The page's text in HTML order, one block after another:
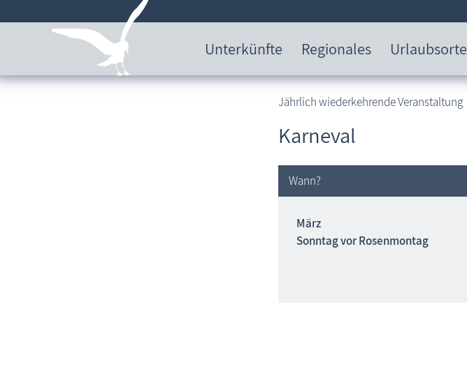
Unterkünfte Regionales Urlaubsorte
Jährlich wiederkehrende Veranstaltung
Karneval
Wann?
März
Sonntag vor Rosenmontag